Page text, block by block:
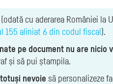
(odată cu aderarea României la
155 aliniat 6 din codul fiscal).
pe document nu are nicio
și să pui ștampila.
nevoie să personalizeze